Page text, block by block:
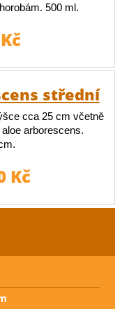
500 ml.
střední
cca 25 cm včetně
arborescens.
Kč